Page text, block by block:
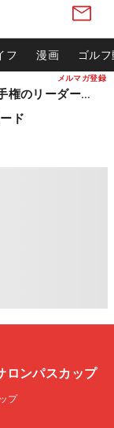
メルマガ登録
フ 漫画 ゴル
松山英樹ら出場 ウィンダム選手権のリーダーボード
ド
ロンパスカップ
プ